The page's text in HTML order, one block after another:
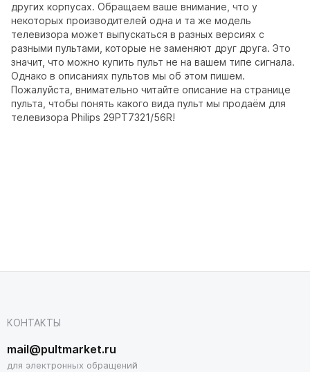
других корпусах. Обращаем ваше внимание, что у
некоторых производителей одна и та же модель
телевизора может выпускаться в разных версиях с
разными пультами, которые не заменяют друг друга. Это
значит, что можно купить пульт не на вашем типе сигнала.
Однако в описаниях пультов мы об этом пишем.
Пожалуйста, внимательно читайте описание на странице
пульта, чтобы понять какого вида пульт мы продаём для
телевизора Philips 29PT7321/56R!
КОНТАКТЫ
mail@pultmarket.ru
для электронных обращений